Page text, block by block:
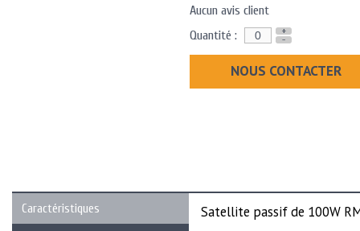
Aucun avis client
Quantité :
+
-
NOUS CONTACTER
Caractéristiques
Satellite passif de 100W